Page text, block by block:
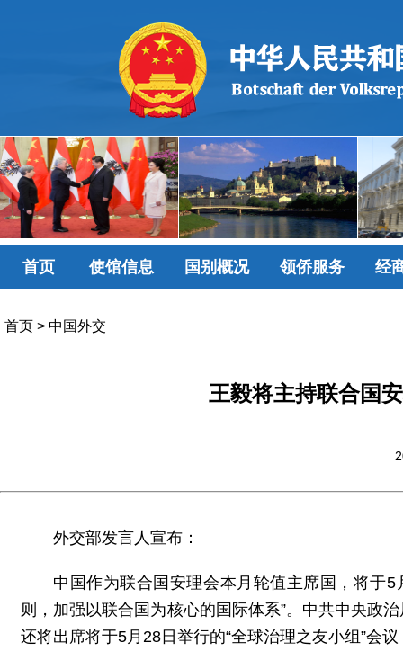
首页 使馆信息 国别概况 领侨服务 经
首页 > 中国外交
王毅将主持联合国
外交部发言人宣布：
中国作为联合国安理会本月轮值主席国，将于
则，加强以联合国为核心的国际体系”。中共中央政
还将出席将于5月28日举行的“全球治理之友小组”会